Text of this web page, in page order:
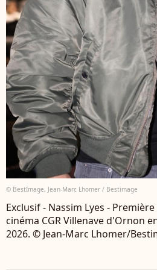
© BestImage, Jean-Marc Lhomer / Bestimage
Exclusif - Nassim Lyes -
cinéma CGR Villenave d'Ornon
2026. © Jean-Marc Lhomer/